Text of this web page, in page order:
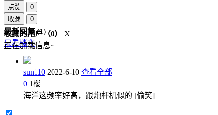
点赞
0
收藏
0
收藏的用户（0）
X
正在加载信息~
最新回复(1)
只看楼主
sun110 2022-6-10 查看全部
0 1楼
海洋这频率好高，跟炮杆机似的 [偷笑]